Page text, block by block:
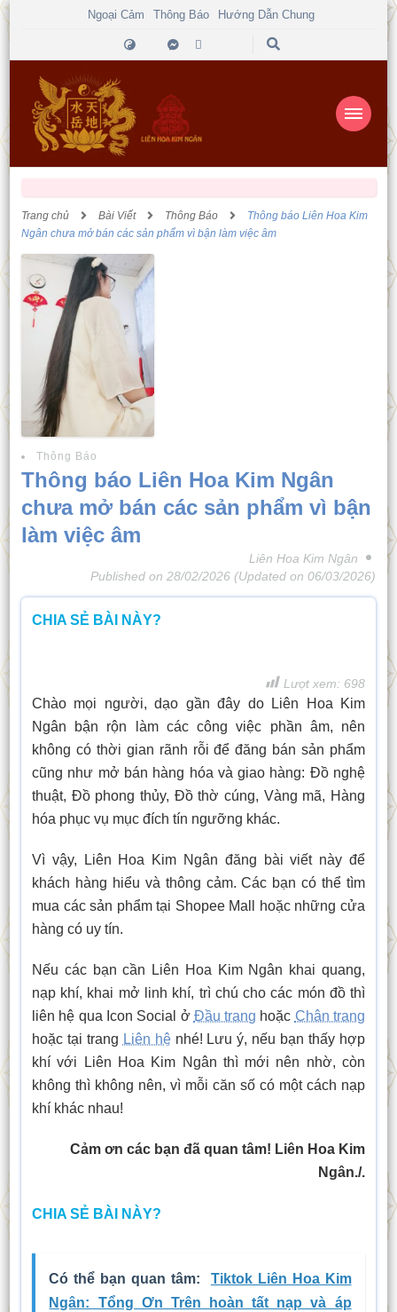
Ngoại Cảm Thông Báo Hướng Dẫn Chung
Trang chủ Bài Viết Thông Báo
Thông báo Liên Hoa Kim
Ngân chưa mở bán các sản phẩm vì bận làm việc âm
Thông Báo
Thông báo Liên Hoa Kim Ngân
chưa mở bán các sản phẩm vì bận
làm việc âm
Liên Hoa Kim Ngân
Published on28/02/2026 (Updated on06/03/2026)
CHIA SẺ BÀI NÀY?
Lượt xem: 698
Chào mọi người, dạo gần đây do Liên Hoa Kim
Ngân bận rộn làm các công việc phần âm, nên
không có thời gian rãnh rỗi để đăng bán sản phẩm
cũng như mở bán hàng hóa và giao hàng: Đồ nghệ
thuật, Đồ phong thủy, Đồ thờ cúng, Vàng mã, Hàng
hóa phục vụ mục đích tín ngưỡng khác.
Vì vậy, Liên Hoa Kim Ngân đăng bài viết này để
khách hàng hiểu và thông cảm. Các bạn có thể tìm
mua các sản phẩm tại Shopee Mall hoặc những cửa
hàng có uy tín.
Nếu các bạn cần Liên Hoa Kim Ngân khai quang,
nạp khí, khai mở linh khí, trì chú cho các món đồ thì
liên hệ qua Icon Social ở Đầu trang hoặc Chân trang
hoặc tại trang Liên hệnhé! Lưu ý, nếu bạn thấy hợp
khí với Liên Hoa Kim Ngân thì mới nên nhờ, còn
không thì không nên, vì mỗi căn số có một cách nạp
khí khác nhau!
Cảm ơn các bạn đã quan tâm! Liên Hoa Kim
Ngân./.
CHIA SẺ BÀI NÀY?
Có thể bạn quan tâm:
Tiktok Liên Hoa Kim
Ngân: Tổng Ơn Trên hoàn tất nạp và áp